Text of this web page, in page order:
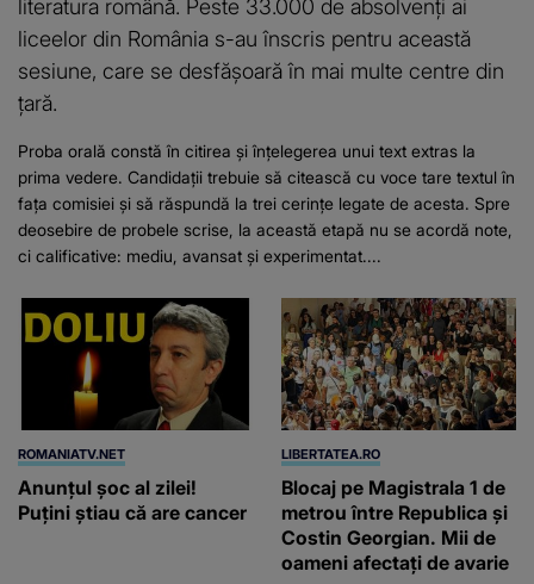
literatura română. Peste 33.000 de absolvenți ai
liceelor din România s-au înscris pentru această
sesiune, care se desfășoară în mai multe centre din
țară.
Proba orală constă în citirea și înțelegerea unui text extras la
prima vedere. Candidații trebuie să citească cu voce tare textul în
fața comisiei și să răspundă la trei cerințe legate de acesta. Spre
deosebire de probele scrise, la această etapă nu se acordă note,
ci calificative: mediu, avansat și experimentat....
ROMANIATV.NET
Anunţul şoc al zilei!
Puţini ştiau că are cancer
LIBERTATEA.RO
Blocaj pe Magistrala 1 de
metrou între Republica și
Costin Georgian. Mii de
oameni afectați de avarie